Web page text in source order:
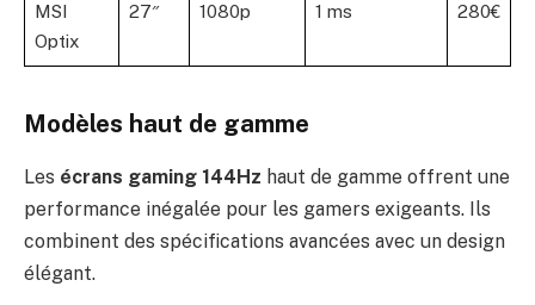
MSI
Optix
27″ 1080p 1 ms 280€
Modèles haut de gamme
Les écrans gaming 144Hz haut de gamme offrent une
performance inégalée pour les gamers exigeants. Ils
combinent des spécifications avancées avec un design
élégant.